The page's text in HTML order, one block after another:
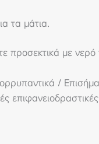
τα μάτια.
προσεκτικά με
/